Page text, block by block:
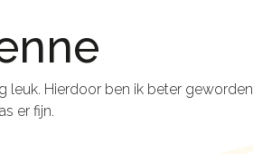
leuk. Hierdoor ben ik beter
er fijn.